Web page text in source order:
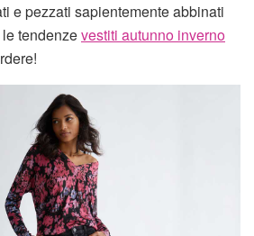
e pezzati sapientemente abbinati
tendenzevestiti autunno inverno